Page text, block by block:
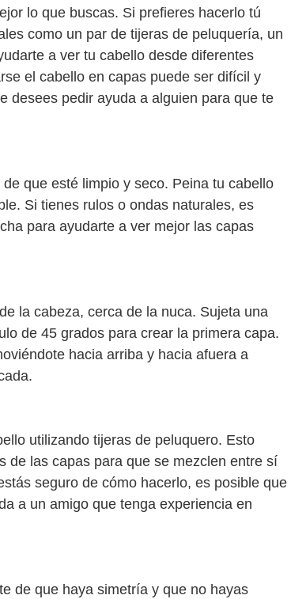
lo que buscas. Si prefieres hacerlo tú
como un par de tijeras de peluquería, un
a ver tu cabello desde diferentes
el cabello en capas puede ser difícil y
desees pedir ayuda a alguien para que te
que esté limpio y seco. Peina tu cabello
Si tienes rulos o ondas naturales, es
para ayudarte a ver mejor las capas
la cabeza, cerca de la nuca. Sujeta una
de 45 grados para crear la primera capa.
hacia arriba y hacia afuera a
utilizando tijeras de peluquero. Esto
de las capas para que se mezclen entre sí
seguro de cómo hacerlo, es posible que
a un amigo que tenga experiencia en
de que haya simetría y que no hayas